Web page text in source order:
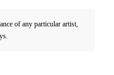
of any particular artist,